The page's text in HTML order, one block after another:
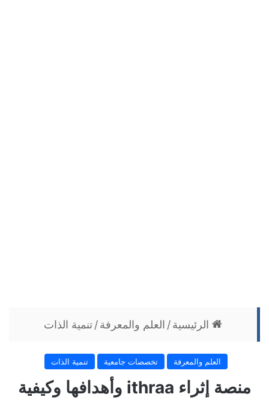
الرئيسية/ العلم والمعرفة/تنمية الذات
العلم والمعرفة تخصصات جامعية تنمية الذات
منصة إثراء ithraa وأهدافها وكيفية